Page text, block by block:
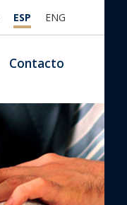
ESP ENG
Contacto